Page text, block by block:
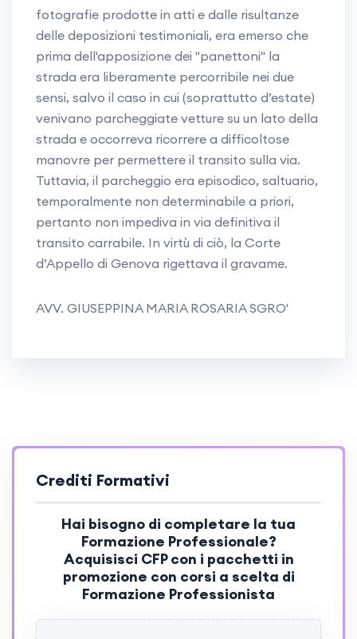
fotografie prodotte in atti e dalle risultanze
delle deposizioni testimoniali, era emerso che
prima dell'apposizione dei "panettoni" la
strada era liberamente percorribile nei due
sensi, salvo il caso in cui (soprattutto d’estate)
venivano parcheggiate vetture su un lato della
strada e occorreva ricorrere a difficoltose
manovre per permettere il transito sulla via.
Tuttavia, il parcheggio era episodico, saltuario,
temporalmente non determinabile a priori,
pertanto non impediva in via definitiva il
transito carrabile. In virtù di ciò, la Corte
d’Appello di Genova rigettava il gravame.
AVV. GIUSEPPINA MARIA ROSARIA SGRO'
Crediti Formativi
Hai bisogno di completare la tua
Formazione Professionale?
Acquisisci CFPcon i pacchetti in
promozione con corsi a scelta di
Formazione Professionista